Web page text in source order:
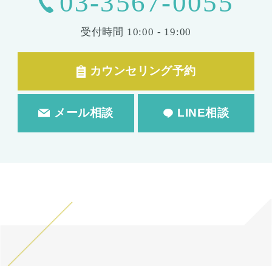
受付時間 10:00 - 19:00
カウンセリング予約
メール相談 LINE相談